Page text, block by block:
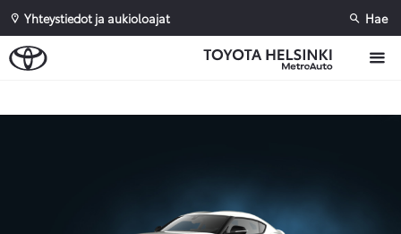
Yhteystiedot ja aukioloajat Hae